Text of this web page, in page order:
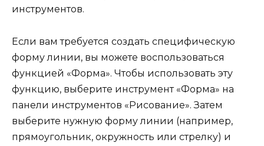
инструментов.
Если вам требуется создать специфическую
форму линии, вы можете воспользоваться
функцией «Форма». Чтобы использовать эту
функцию, выберите инструмент «Форма» на
панели инструментов «Рисование». Затем
выберите нужную форму линии (например,
прямоугольник, окружность или стрелку) и